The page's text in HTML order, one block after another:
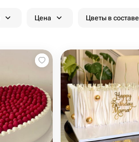
Цена Цветы в составе